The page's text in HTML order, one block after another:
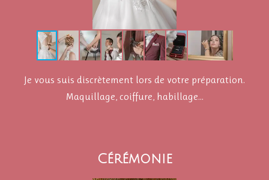
Je vous suis discrètement lors de votre préparation.
Maquillage, coiffure, habillage...
Cérémonie